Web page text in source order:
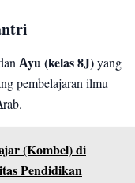
Ayu (kelas 8J) yang
pembelajaran ilmu
(Kombel) di
Pendidikan